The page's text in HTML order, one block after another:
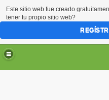
Este sitio web fue creado
tener tu propio sitio web?